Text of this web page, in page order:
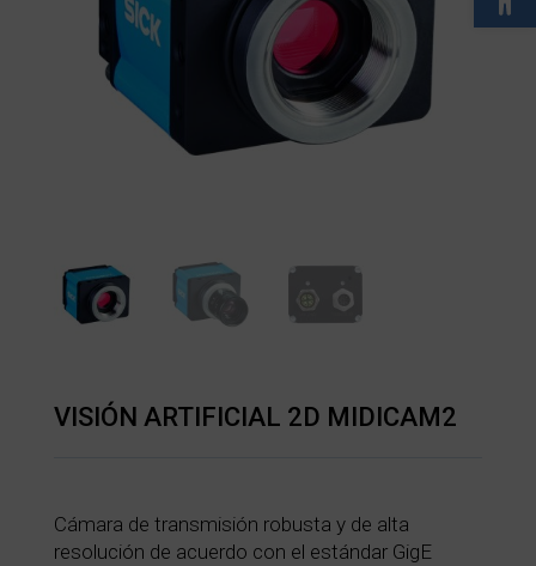
VISIÓN ARTIFICIAL 2D MIDICAM2
Cámara de transmisión robusta y de alta
resolución de acuerdo con el estándar GigE